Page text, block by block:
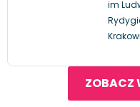
im
ZOBACZ